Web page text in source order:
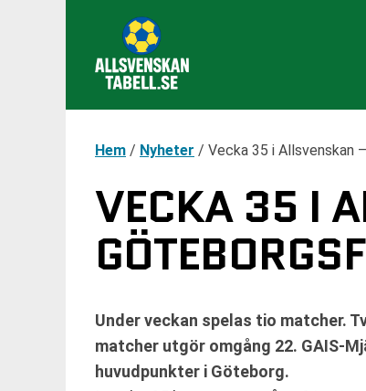
Hem / Nyheter / Vecka 35 i Allsvenskan
VECKA 35 I
Under veckan spelas tio matcher.
matcher utgör omgång 22. GAIS-
huvudpunkter i Göteborg.